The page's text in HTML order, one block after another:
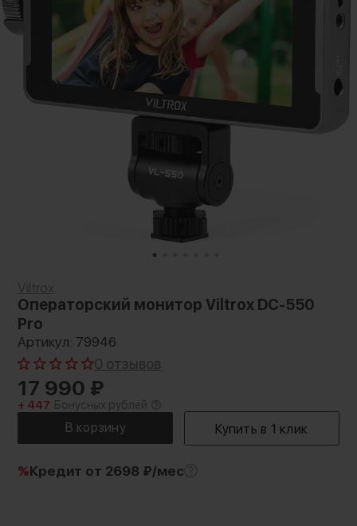
Операторский монитор Viltrox DC-550
Pro
Артикул: 79946
0 отзывов
17 990 ₽
+ 447 Бонусных рублей
%Кредит от 2698 ₽/мес